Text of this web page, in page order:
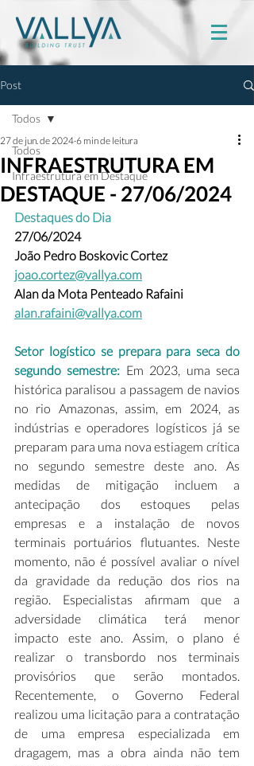
Post
Todos
Infraestrutura em Destaque
Todos
INFRAESTRUTURA EM
DESTAQUE - 27/06/2024
27 de jun. de 2024 6 min de leitura
Destaques do Dia
27/06/2024
João Pedro Boskovic Cortez
joao.cortez@vallya.com
Alan da Mota Penteado Rafaini
alan.rafaini@vallya.com
Setor logístico se prepara para seca do
segundo semestre: Em 2023, uma seca
histórica paralisou a passagem de navios
no rio Amazonas, assim, em 2024, as
indústrias e operadores logísticos já se
preparam para uma nova estiagem crítica
no segundo semestre deste ano. As
medidas de mitigação incluem a
antecipação dos estoques pelas
empresas e a instalação de novos
terminais portuários flutuantes. Neste
momento, não é possível avaliar o nível
da gravidade da redução dos rios na
região. Especialistas afirmam que a
adversidade climática terá menor
impacto este ano. Assim, o plano é
realizar o transbordo nos terminais
provisórios que serão montados.
Recentemente, o Governo Federal
realizou uma licitação para a contratação
de uma empresa especializada em
dragagem, mas a obra ainda não tem